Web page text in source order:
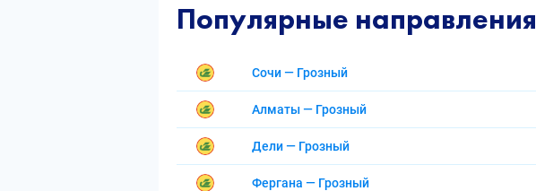
Популярные направления
Сочи — Грозный
Алматы — Грозный
Дели — Грозный
Фергана — Грозный